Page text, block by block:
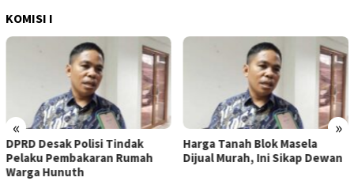
KOMISI I
« »
DPRD Desak Polisi Tindak
Pelaku Pembakaran Rumah
Warga Hunuth
Harga Tanah Blok Masela
Dijual Murah, Ini Sikap Dewan